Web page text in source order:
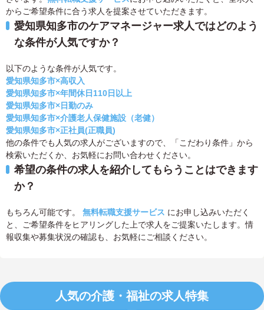
からご希望条件に合う求人を提案させていただきます。
愛知県知多市のケアマネージャー求人ではどのよう
な条件が人気ですか？
以下のような条件が人気です。
愛知県知多市×高収入
愛知県知多市×年間休日110日以上
愛知県知多市×日勤のみ
愛知県知多市×介護老人保健施設（老健）
愛知県知多市×正社員(正職員)
他の条件でも人気の求人がございますので、「こだわり条件」から
検索いただくか、お気軽にお問い合わせください。
希望の条件の求人を紹介してもらうことはできます
か？
もちろん可能です。 無料転職支援サービス にお申し込みいただく
と、ご希望条件をヒアリングした上で求人をご提案いたします。情
報収集や募集状況の確認も、お気軽にご相談ください。
人気の介護・福祉の求人特集